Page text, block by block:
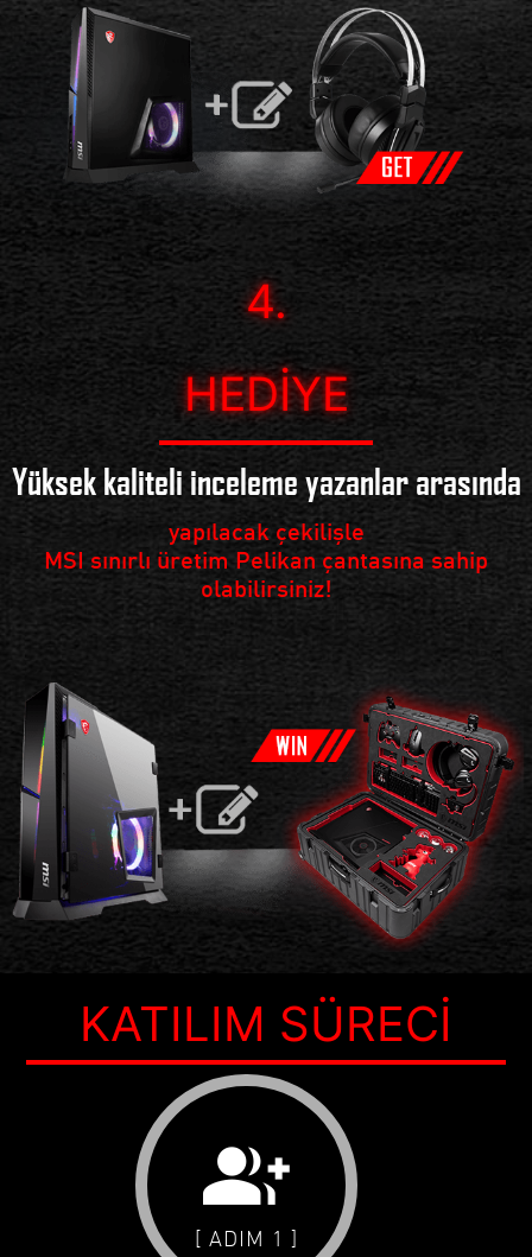
4.
HEDIYE
Yüksek kaliteli inceleme yazanlar arasında
yapılacak çekilişle
MSI sınırlı üretim Pelikan çantasına sahip
olabilirsiniz!
KATILIM SÜRECI
group_add
[ ADIM 1 ]